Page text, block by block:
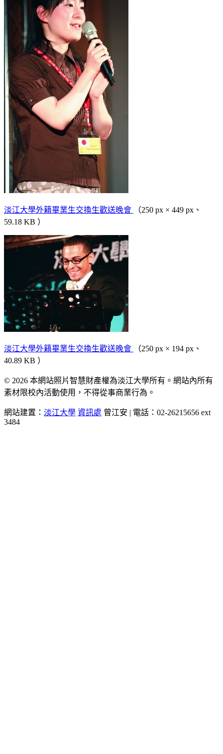
淡江大學外籍畢業生交換生歡送晚會
（250 px × 449 px、
59.18 KB ）
淡江大學外籍畢業生交換生歡送晚會
（250 px × 194 px、
40.89 KB ）
© 2026 本網站照片智慧財產權為淡江大學所有。網站內所有
素材限校內活動使用，不得從事商業行為。
網站建置： 淡江大學 資訊處 曾江安 | 電話：02-26215656 ext
3484